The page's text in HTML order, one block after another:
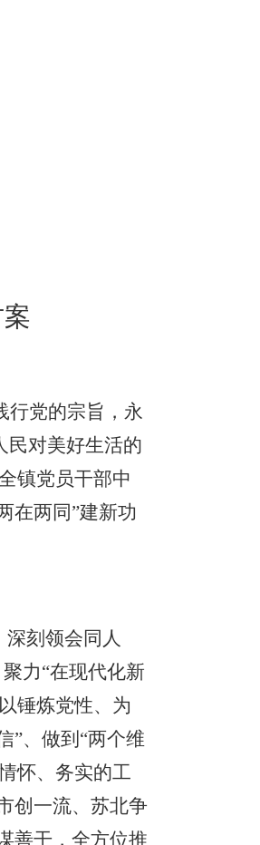
行党的宗旨，永
民对美好生活的
镇党员干部中
在两同”建新功
深刻领会同人
力“在现代化新
锤炼党性、为
”、做到“两个维
怀、务实的工
创一流、苏北争
善干，全方位推